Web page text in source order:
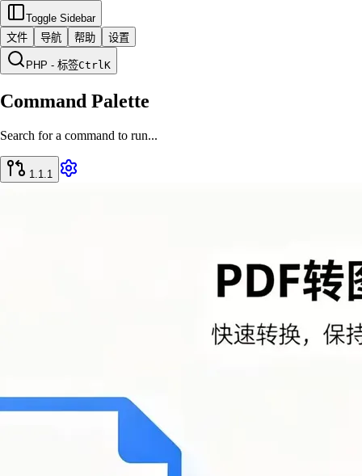
Toggle Sidebar
文件
导航 帮助 设置
PHP - 标签CtrlK
Command Palette
Search for a command to run...
1.1.1